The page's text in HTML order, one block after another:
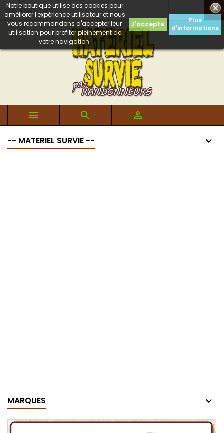

Notre boutique utilise des cookies pour
améliorer l'expérience utilisateur et nous
vous recommandons d'accepter leur
utilisation pour profiter pleinement de
votre navigation.
J'accepte
Plus
d'informations
  
-- MATERIEL SURVIE --
MARQUES